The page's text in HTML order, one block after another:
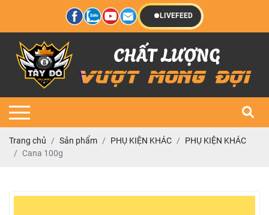
LIVEFEED
Trang chủ Sản phẩm PHỤ KIỆN KHÁC
PHỤ KIỆN KHÁC
Cana 100g